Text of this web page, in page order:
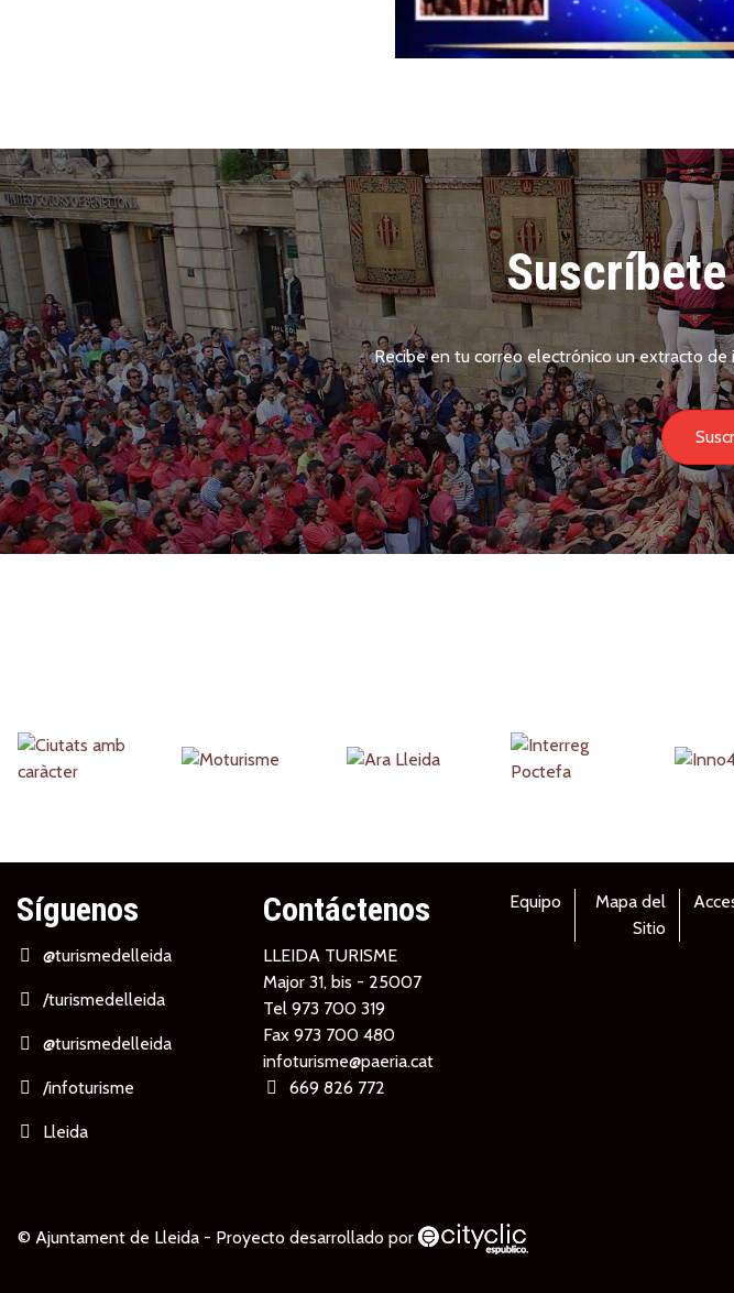
Recibe en tu correo electrónico un extracto
Partners
Síguenos
@turismedelleida
/turismedelleida
@turismedelleida
/infoturisme
Lleida
Contáctenos
LLEIDA TURISME
Major 31, bis - 25007
Tel 973 700 319
Fax 973 700 480
infoturisme@paeria.cat
669 826 772
Equipo
Mapa del
Sitio
© Ajuntament de Lleida - Proyecto desarrollado por